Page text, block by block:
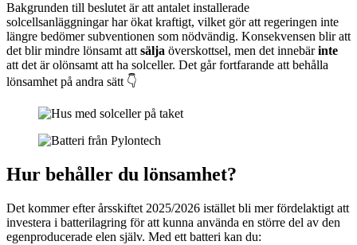
Bakgrunden till beslutet är att antalet installerade
solcellsanläggningar har ökat kraftigt, vilket gör att regeringen inte
längre bedömer subventionen som nödvändig. Konsekvensen blir att
det blir mindre lönsamt att sälja överskottsel, men det innebärinte
att det är olönsamt att ha solceller. Det går fortfarande att behålla
lönsamhet på andra sätt 👇
Hur behåller du lönsamhet?
Det kommer efter årsskiftet 2025/2026 istället bli mer fördelaktigt att
investera i batterilagring för att kunna använda en större del av den
egenproducerade elen själv. Med ett batteri kan du: